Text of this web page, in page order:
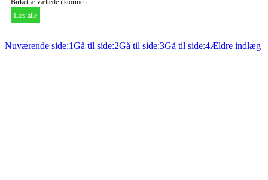
Birketræ væltede i stormen.
Læs alle
Nuværende side:1Gå til side:2Gå til side:3Gå til side:4Ældre indlæg